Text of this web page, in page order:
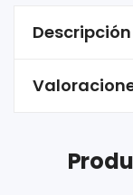
Descripción